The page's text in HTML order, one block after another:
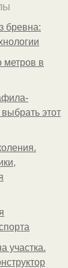
бревна:
метров в
этот
участка.